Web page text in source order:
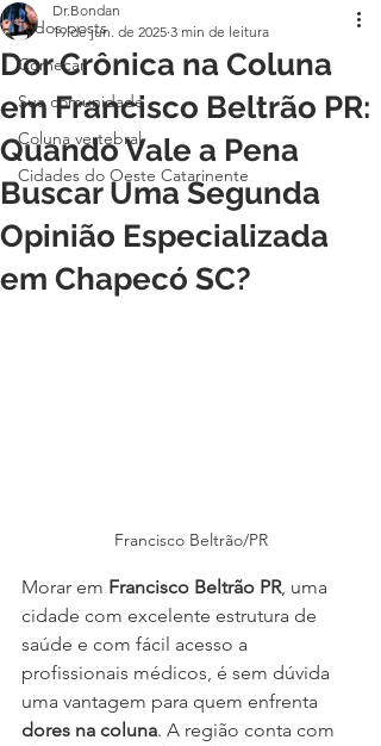
Todos posts
Começar
Sua comunidade
Coluna vertebral
Cidades do Oeste Catarinente
Dor Crônica na Coluna
em Francisco Beltrão PR:
Quando Vale a Pena
Buscar Uma Segunda
Opinião Especializada
em Chapecó SC?
Dr.Bondan
19 de jun. de 2025 3 min de leitura
Francisco Beltrão/PR
Morar em Francisco Beltrão PR, uma
cidade com excelente estrutura de
saúde e com fácil acesso a
profissionais médicos, é sem dúvida
uma vantagem para quem enfrenta
dores na coluna. A região conta com